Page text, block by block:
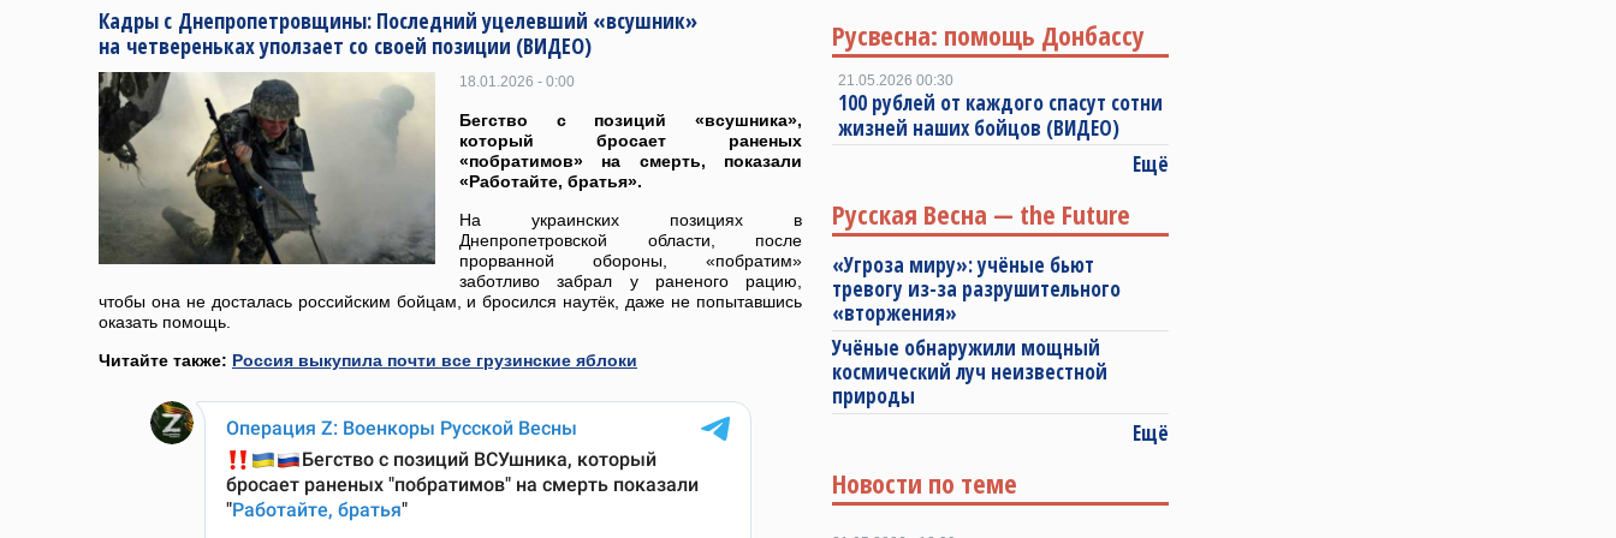
Кадры с Днепропетровщины: Последний уцелевший «всушник»
на четвереньках уползает со своей позиции (ВИДЕО)
18.01.2026 - 0:00
Бегство с позиций «всушника»,
который бросает раненых
«побратимов» на смерть, показали
«Работайте, братья».
На украинских позициях в
Днепропетровской области, после
прорванной обороны, «побратим»
заботливо забрал у раненого рацию,
чтобы она не досталась российским бойцам, и бросился наутёк, даже не попытавшись
оказать помощь.
Читайте также: Россия выкупила почти все грузинские яблоки
Русвесна: помощь Донбассу
21.05.2026 00:30
100 рублей от каждого спасут сотни
жизней наших бойцов (ВИДЕО)
Ещё
Русская Весна — the Future
«Угроза миру»: учёные бьют
тревогу из-за разрушительного
«вторжения»
Учёные обнаружили мощный
космический луч неизвестной
природы
Ещё
Новости по теме